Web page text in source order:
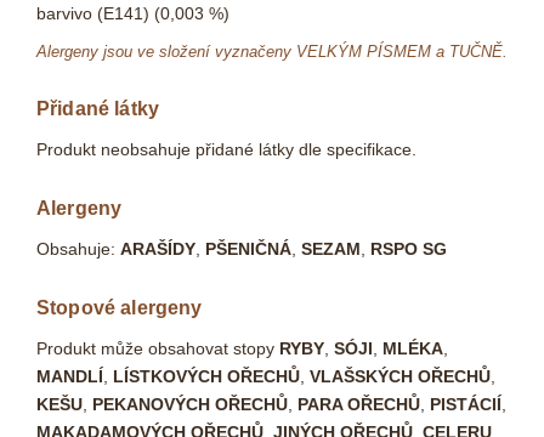
barvivo (E141) (0,003 %)
Alergeny jsou ve složení vyznačeny VELKÝM PÍSMEM a TUČNĚ.
Přidané látky
Produkt neobsahuje přidané látky dle specifikace.
Alergeny
Obsahuje: ARAŠÍDY PŠENIČNÁ SEZAM RSPO SG
Stopové alergeny
Produkt může obsahovat stopy RYBY SÓJI MLÉKA
MANDLÍ
LÍSTKOVÝCH OŘECHŮ VLAŠSKÝCH OŘECHŮ
KEŠU PEKANOVÝCH OŘECHŮ PARA OŘECHŮ PISTÁCIÍ
MAKADAMOVÝCH OŘECHŮ JINÝCH OŘECHŮ CELERU